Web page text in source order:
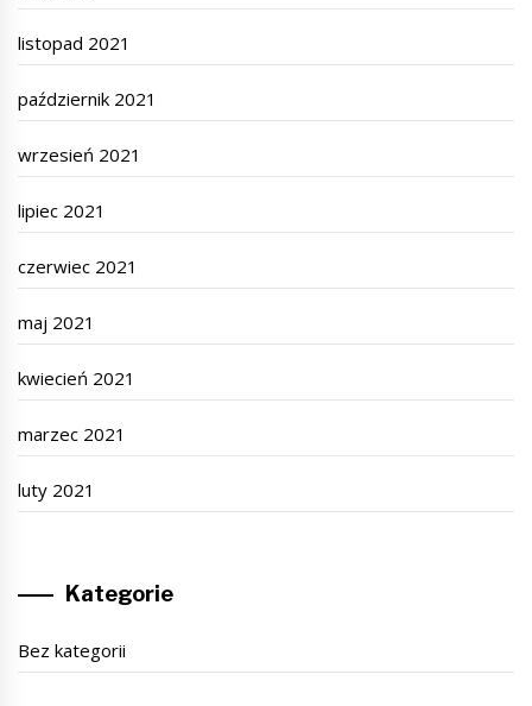
listopad 2021
październik 2021
wrzesień 2021
lipiec 2021
czerwiec 2021
maj 2021
kwiecień 2021
marzec 2021
luty 2021
Kategorie
Bez kategorii